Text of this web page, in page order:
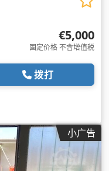
€5,000
固定价格 不含增值税
拨打
小广告